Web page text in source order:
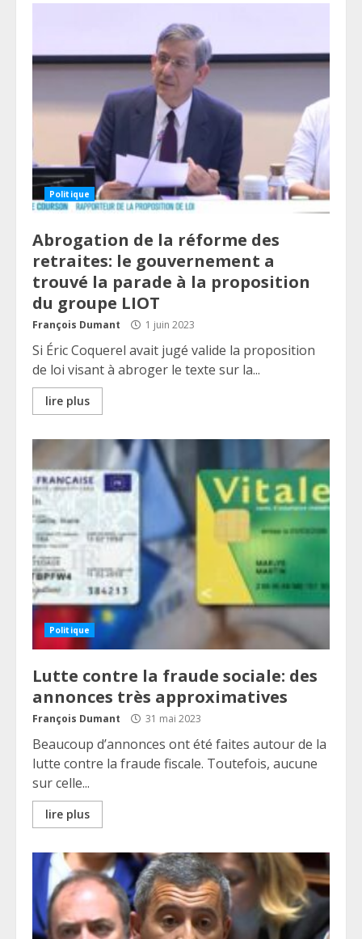
Politique
Abrogation de la réforme des
retraites: le gouvernement a
trouvé la parade à la proposition
du groupe LIOT
François Dumant 1 juin 2023
Si Éric Coquerel avait jugé valide la proposition
de loi visant à abroger le texte sur la...
lire plus
Politique
Lutte contre la fraude sociale: des
annonces très approximatives
François Dumant 31 mai 2023
Beaucoup d’annonces ont été faites autour de la
lutte contre la fraude fiscale. Toutefois, aucune
sur celle...
lire plus